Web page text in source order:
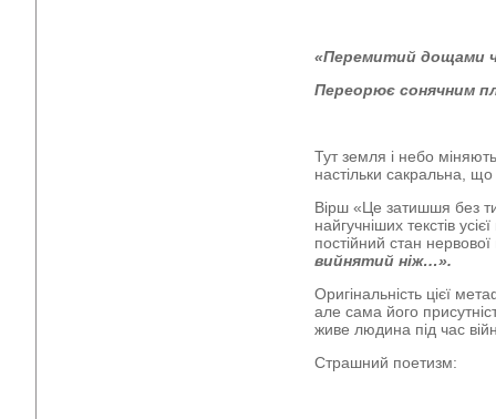
«Перемитий дощами
Переорює сонячним
Тут земля і небо
настільки сакральна,
Вірш «Це затишшя без
найгучніших текстів
постійний стан
вийнятий ніж…».
Оригінальність цієї
але сама його
живе людина під час
Страшний поетизм: